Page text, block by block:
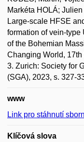
Markéta HOLÁ;
Large-scale HFSE
formation of vein-
of the Bohemian
Changing World,
3. Zurich: Society for
(SGA), 2023, s. 327-
www
Link pro stáhnutí
Klíčová slova